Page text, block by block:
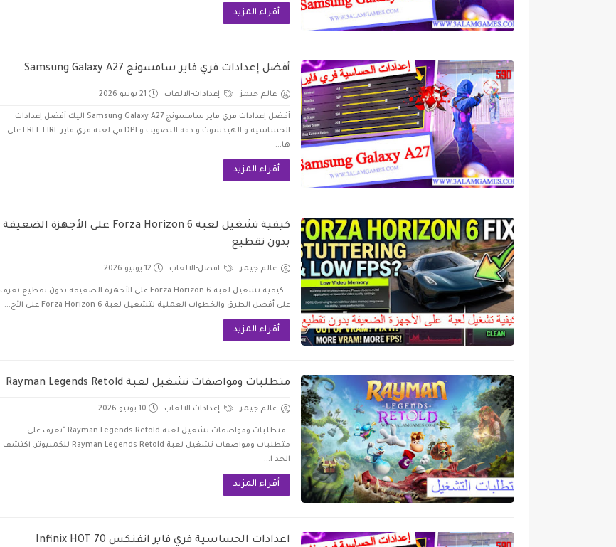
أقراء المزيد
أفضل إعدادات فري فاير سامسونج Samsung Galaxy A27
عالم جيمز إعدادات-الالعاب 21 يونيو 2026
أفضل إعدادات فري فاير سامسونج Samsung Galaxy A27 اليك أفضل إعدادات
الحساسية و الهيدشوت و دقة التصويب و DPI في لعبة فري فاير FREE FIRE على
ها...
أقراء المزيد
كيفية تشغيل لعبة Forza Horizon 6 على الأجهزة الضعيفة
بدون تقطيع
عالم جيمز افضل-الالعاب 12 يونيو 2026
كيفية تشغيل لعبة Forza Horizon 6 على الأجهزة الضعيفة بدون تقطيع تعرف
على أفضل الطرق والخطوات العملية لتشغيل لعبة Forza Horizon 6 على الأج...
أقراء المزيد
متطلبات ومواصفات تشغيل لعبة Rayman Legends Retold
عالم جيمز إعدادات-الالعاب 10 يونيو 2026
متطلبات ومواصفات تشغيل لعبة Rayman Legends Retold "تعرف على
متطلبات ومواصفات تشغيل لعبة Rayman Legends Retold للكمبيوتر. اكتشف
الحد ا...
أقراء المزيد
اعدادات الحساسية فري فاير انفنكس Infinix HOT 70